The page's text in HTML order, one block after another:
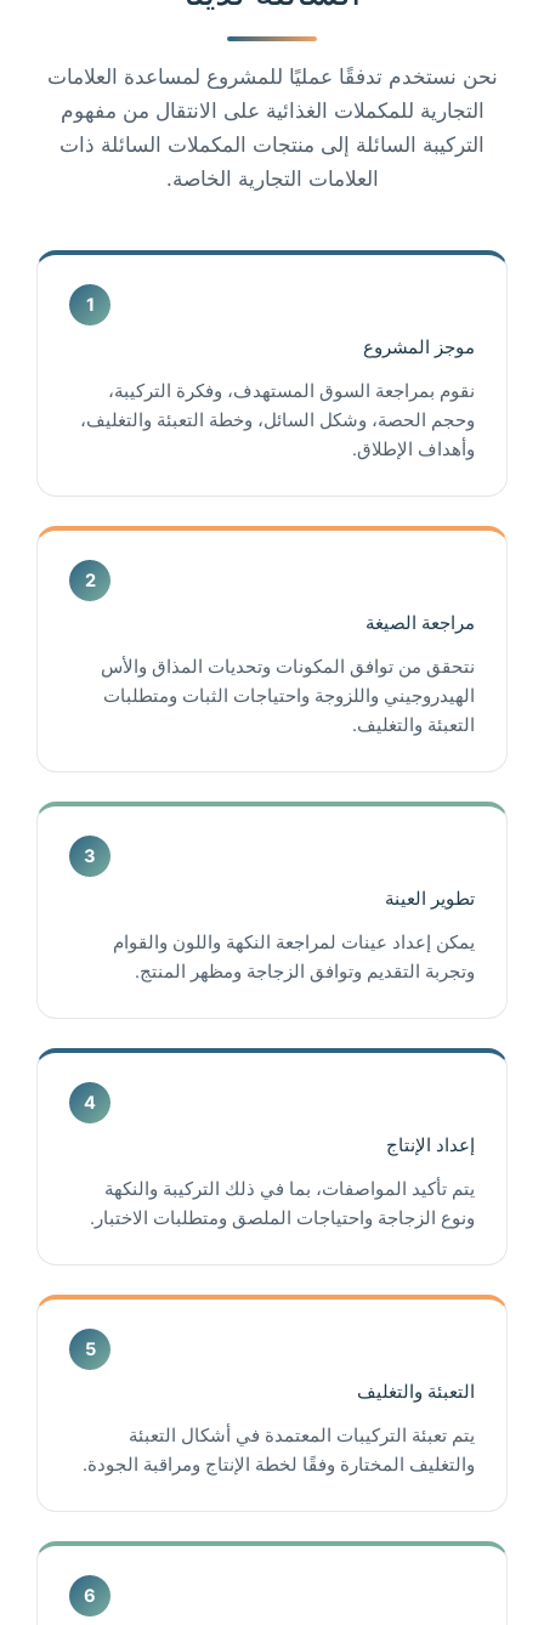
نحن نستخدم تدفقًا عمليًا للمشروع لمساعدة العلامات
التجارية للمكملات الغذائية على الانتقال من مفهوم
التركيبة السائلة إلى منتجات المكملات السائلة ذات
العلامات التجارية الخاصة.
موجز المشروع
نقوم بمراجعة السوق المستهدف، وفكرة التركيبة،
وحجم الحصة، وشكل السائل، وخطة التعبئة والتغليف،
وأهداف الإطلاق.
مراجعة الصيغة
نتحقق من توافق المكونات وتحديات المذاق والأس
الهيدروجيني واللزوجة واحتياجات الثبات ومتطلبات
التعبئة والتغليف.
تطوير العينة
يمكن إعداد عينات لمراجعة النكهة واللون والقوام
وتجربة التقديم وتوافق الزجاجة ومظهر المنتج.
إعداد الإنتاج
يتم تأكيد المواصفات، بما في ذلك التركيبة والنكهة
ونوع الزجاجة واحتياجات الملصق ومتطلبات الاختبار.
التعبئة والتغليف
يتم تعبئة التركيبات المعتمدة في أشكال التعبئة
والتغليف المختارة وفقًا لخطة الإنتاج ومراقبة الجودة.